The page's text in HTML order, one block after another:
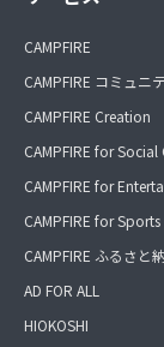
CAMPFIRE
CAMPFIRE コミュニ
CAMPFIRE Creation
CAMPFIRE for
CAMPFIRE for
CAMPFIRE for Sports
CAMPFIRE ふるさと
AD FOR ALL
HIOKOSHI